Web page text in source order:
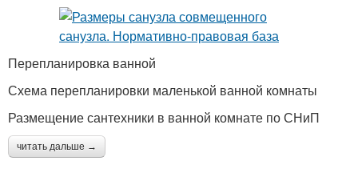
Перепланировка ванной
Схема перепланировки маленькой ванной комнаты
Размещение сантехники в ванной комнате по СНиП
читать дальше →